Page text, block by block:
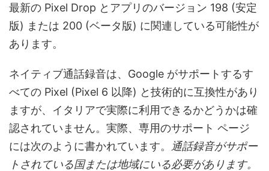
最新の Pixel Drop とアプリのバージョン 198 (安定
版) または 200 (ベータ版) に関連している可能性が
あります。
ネイティブ通話録音は、Google がサポートするす
べての Pixel (Pixel 6 以降) と技術的に互換性があり
ますが、イタリアで実際に利用できるかどうかは確
認されていません。実際、専用のサポート ページ
には次のように書かれています。
通話録音がサポー
トされている国または地域にいる必要があります。